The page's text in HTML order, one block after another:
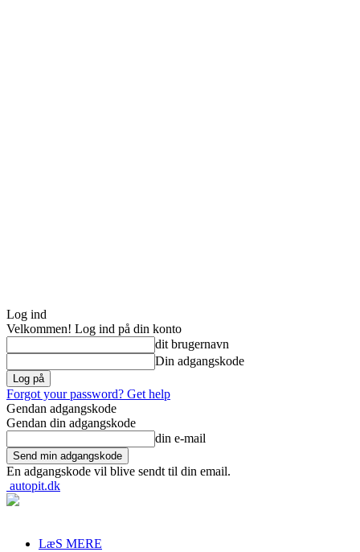
Log ind
Velkommen! Log ind på din konto
dit brugernavn
Din adgangskode
Forgot your password? Get help
Gendan adgangskode
Gendan din adgangskode
din e-mail
En adgangskode vil blive sendt til din email.
autopit.dk
LæS MERE